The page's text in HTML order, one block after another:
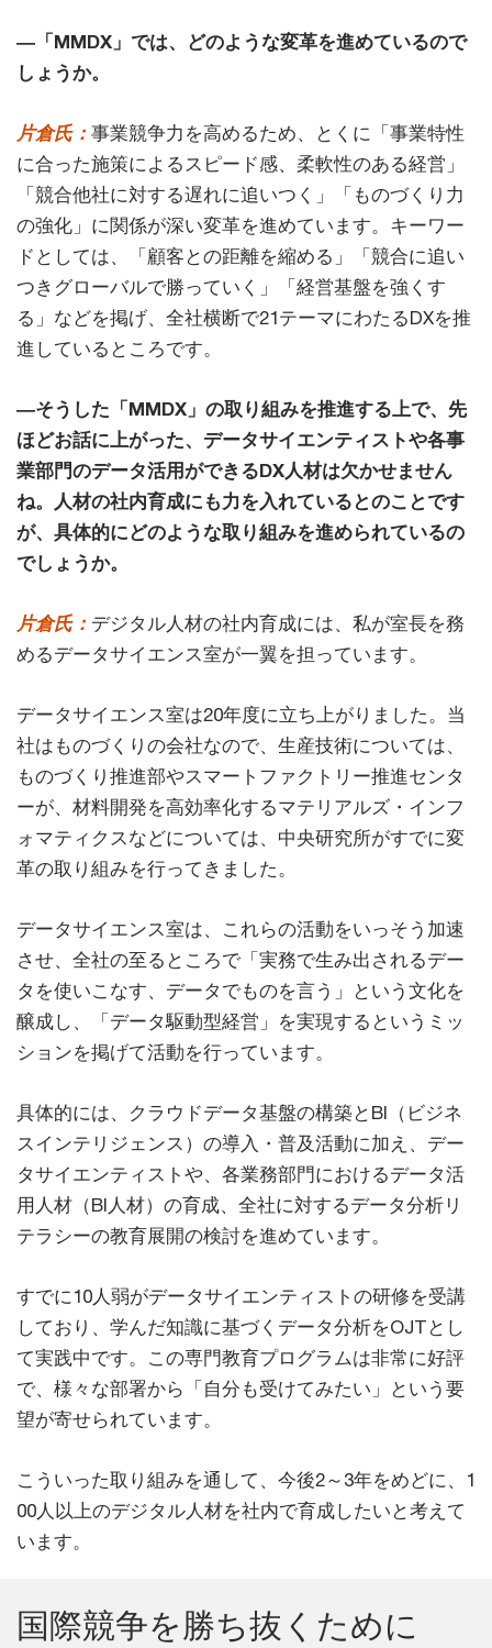
―「MMDX」では、どのような変革を進めているので
しょうか。
片倉氏： 事業競争力を高めるため、とくに「事業特性
に合った施策によるスピード感、柔軟性のある経営」
「競合他社に対する遅れに追いつく」「ものづくり力
の強化」に関係が深い変革を進めています。キーワー
ドとしては、「顧客との距離を縮める」「競合に追い
つきグローバルで勝っていく」「経営基盤を強くす
る」などを掲げ、全社横断で21テーマにわたるDXを推
進しているところです。
―そうした「MMDX」の取り組みを推進する上で、先
ほどお話に上がった、データサイエンティストや各事
業部門のデータ活用ができるDX人材は欠かせません
ね。人材の社内育成にも力を入れているとのことです
が、具体的にどのような取り組みを進められているの
でしょうか。
片倉氏： デジタル人材の社内育成には、私が室長を務
めるデータサイエンス室が一翼を担っています。
データサイエンス室は20年度に立ち上がりました。当
社はものづくりの会社なので、生産技術については、
ものづくり推進部やスマートファクトリー推進センタ
ーが、材料開発を高効率化するマテリアルズ・インフ
ォマティクスなどについては、中央研究所がすでに変
革の取り組みを行ってきました。
データサイエンス室は、これらの活動をいっそう加速
させ、全社の至るところで「実務で生み出されるデー
タを使いこなす、データでものを言う」という文化を
醸成し、「データ駆動型経営」を実現するというミッ
ションを掲げて活動を行っています。
具体的には、クラウドデータ基盤の構築とBI（ビジネ
スインテリジェンス）の導入・普及活動に加え、デー
タサイエンティストや、各業務部門におけるデータ活
用人材（BI人材）の育成、全社に対するデータ分析リ
テラシーの教育展開の検討を進めています。
すでに10人弱がデータサイエンティストの研修を受講
しており、学んだ知識に基づくデータ分析をOJTとし
て実践中です。この専門教育プログラムは非常に好評
で、様々な部署から「自分も受けてみたい」という要
望が寄せられています。
こういった取り組みを通して、今後2～3年をめどに、1
00人以上のデジタル人材を社内で育成したいと考えて
います。
国際競争を勝ち抜くために